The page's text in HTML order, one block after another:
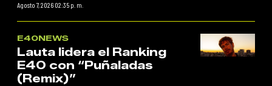
Agosto 7, 2026 02:35 p. m.
E40NEWS
Lauta lidera el Ranking
E40 con “Puñaladas
(Remix)”